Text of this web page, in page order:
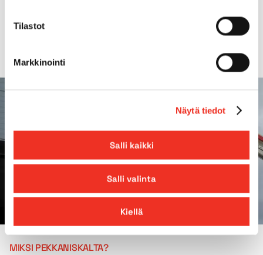
Tilastot
Markkinointi
Näytä tiedot
Salli kaikki
Salli valinta
Kiellä
MIKSI PEKKANISKALTA?